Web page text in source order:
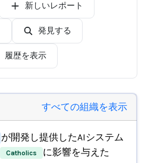
新しいレポート
発見する
履歴を表示
すべての組織を表示
が開発し提供したAIシステム
Catholics に影響を与えた